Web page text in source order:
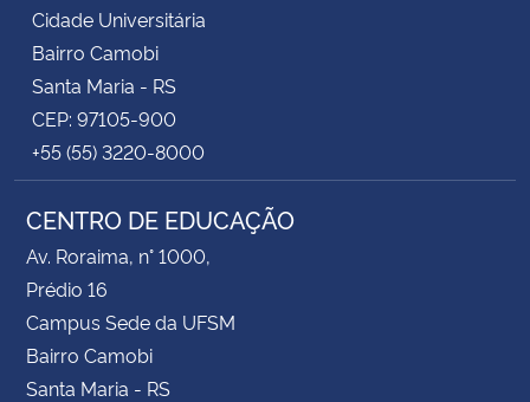
Planalto
Cidade Universitária
Bairro Camobi
Santa Maria - RS
CEP: 97105-900
+55 (55) 3220-8000
CENTRO DE EDUCAÇÃO
Av. Roraima, n° 1000,
Prédio 16
Campus Sede da UFSM
Bairro Camobi
Santa Maria - RS